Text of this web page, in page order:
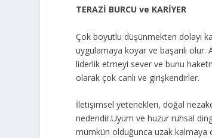
TERAZİ BURCU ve KARİYER
Çok boyutlu düşünmekten dolayı
uygulamaya koyar ve başarılı
liderlik etmeyi sever ve bunu
olarak çok canlı ve girişkendirler.
İletişimsel yetenekleri, doğal
nedendir.Uyum ve huzur ruhsal
mümkün olduğunca uzak kalmaya